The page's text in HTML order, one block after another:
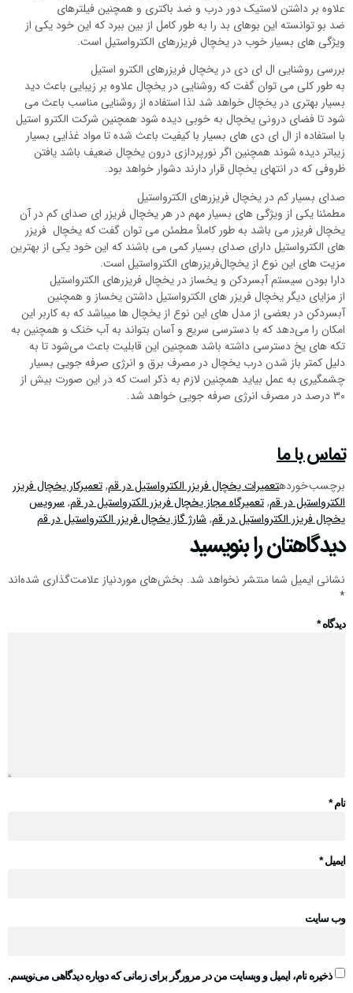
علاوه بر داشتن لاستیک دور درب و ضد باکتری و همچنین فیلترهای
ضد بو توانسته این بوهای بد را به طور کامل از بین ببرد که این خود یکی از
ویژگی های بسیار خوب در یخچال فریزرهای الکترواستیل است.
بررسی روشنایی ال ای دی در یخچال فریزرهای الکترو استیل
به طور کلی می توان گفت که روشنایی در یخچال علاوه بر زیبایی باعث دید
بسیار بهتری در یخچال خواهد شد لذا استفاده از روشنایی مناسب باعث می
شود تا فضای درونی یخچال به خوبی دیده شود همچنین شرکت الکترو استیل
با استفاده از ال ای دی های بسیار با کیفیت باعث شده تا مواد غذایی بسیار
زیباتر دیده شوند همچنین اگر نورپردازی درون یخچال ضعیف باشد یافتن
ظروفی که در انتهای یخچال قرار دارند دشوار خواهد بود.
صدای بسیار کم در یخچال فریزرهای الکترواستیل
مطمئنا یکی از ویژگی های بسیار مهم در هر یخچال فریزر ای صدای کم در آن
یخچال فریزر می باشد به طور کاملاً مطمئن می توان گفت که یخچال فریزر
های الکترواستیل دارای صدای بسیار کمی می باشند که این خود یکی از بهترین
مزیت های این نوع از یخچال‌فریزرهای الکترواستیل است.
دارا بودن سیستم آبسردکن و یخساز در یخچال فریزرهای الکترواستیل
از مزایای دیگر یخچال فریزر های الکترواستیل داشتن یخساز و همچنین
آبسردکن در بعضی از مدل های این نوع از یخچال ها میباشد که به کاربر این
امکان را می‌دهد که با دسترسی سریع و آسان بتواند به آب خنک و همچنین به
تکه های یخ دسترسی داشته باشد همچنین این قابلیت باعث می‌شود تا به
دلیل کمتر باز شدن درب یخچال در مصرف برق و انرژی صرفه جویی بسیار
چشمگیری به عمل بیاید همچنین لازم به ذکر است که در این صورت بیش از
۳۰ درصد در مصرف انرژی صرفه جویی خواهد شد.
تماس با ما
برچسب خوردهتعمیرات یخچال فریزر الکترواستیل در قم,تعمیرکار یخچال فریزر
الکترواستبل در قم,تعمیرگاه مجاز یخچال فریزر الکترواستیل در قم,سرویس
یخچال فریزر الکترواستیل در قم,شارژ گاز یخچال فریزر الکترواستیل در قم
دیدگاهتان را بنویسید
نشانی ایمیل شما منتشر نخواهد شد. بخش‌های موردنیاز علامت‌گذاری شده‌اند
*
دیدگاه*
نام*
ایمیل*
وب‌ سایت
ذخیره نام، ایمیل و وبسایت من در مرورگر برای زمانی که دوباره دیدگاهی می‌نویسم.